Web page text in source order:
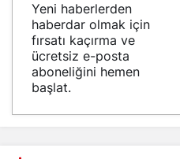
Yeni haberlerden
haberdar olmak için
fırsatı kaçırma ve
ücretsiz e-posta
aboneliğini hemen
başlat.